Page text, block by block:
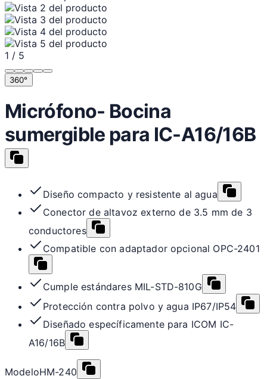
1 / 5
360°
Micrófono- Bocina
sumergible para IC-A16/16B
Diseño compacto y resistente al agua
Conector de altavoz externo de 3.5 mm de 3
conductores
Compatible con adaptador opcional OPC-2401
Cumple estándares MIL-STD-810G
Protección contra polvo y agua IP67/IP54
Diseñado específicamente para ICOM IC-
A16/16B
ModeloHM-240